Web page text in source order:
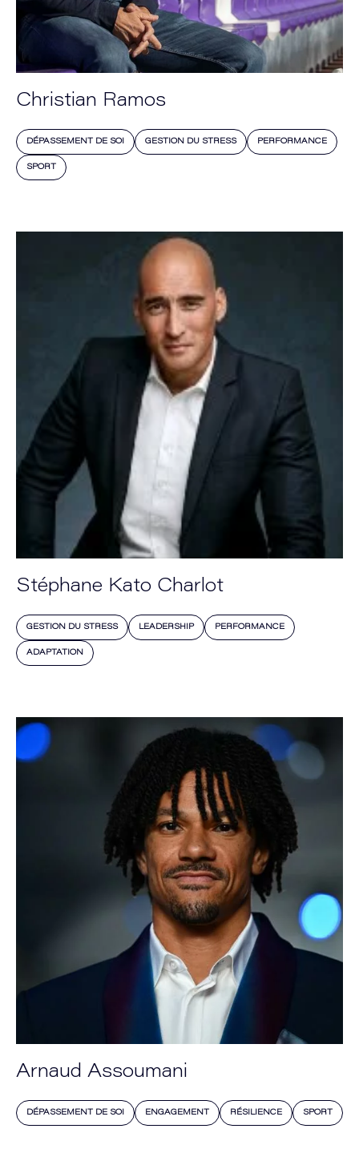
Christian Ramos
DÉPASSEMENT DE SOI GESTION DU STRESS PERFORMANCE
SPORT
Stéphane Kato Charlot
GESTION DU STRESS LEADERSHIP PERFORMANCE
ADAPTATION
Arnaud Assoumani
DÉPASSEMENT DE SOI ENGAGEMENT RÉSILIENCE SPORT